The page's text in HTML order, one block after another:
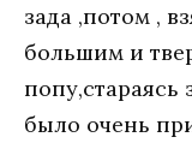
зада ,потом ,
большим и
попу,стараясь
было очень